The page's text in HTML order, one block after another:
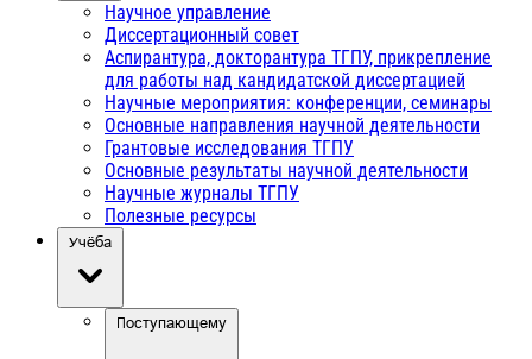
Научное управление
Диссертационный совет
Аспирантура, докторантура ТГПУ, прикрепление
для работы над кандидатской диссертацией
Научные мероприятия: конференции, семинары
Основные направления научной деятельности
Грантовые исследования ТГПУ
Основные результаты научной деятельности
Научные журналы ТГПУ
Полезные ресурсы
Учёба
Поступающему